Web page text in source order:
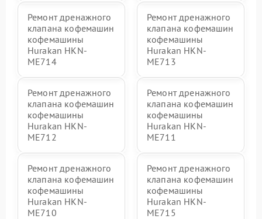
Ремонт дренажного
клапана кофемашин
кофемашины
Hurakan HKN-
ME714
Ремонт дренажного
клапана кофемашин
кофемашины
Hurakan HKN-
ME713
Ремонт дренажного
клапана кофемашин
кофемашины
Hurakan HKN-
ME712
Ремонт дренажного
клапана кофемашин
кофемашины
Hurakan HKN-
ME711
Ремонт дренажного
клапана кофемашин
кофемашины
Hurakan HKN-
ME710
Ремонт дренажного
клапана кофемашин
кофемашины
Hurakan HKN-
ME715